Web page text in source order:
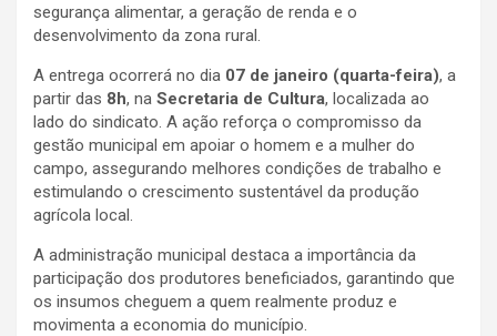
segurança alimentar, a geração de renda e o
desenvolvimento da zona rural.
A entrega ocorrerá no dia 07 de janeiro (quarta-feira), a
partir das 8h, na Secretaria de Cultura, localizada ao
lado do sindicato. A ação reforça o compromisso da
gestão municipal em apoiar o homem e a mulher do
campo, assegurando melhores condições de trabalho e
estimulando o crescimento sustentável da produção
agrícola local.
A administração municipal destaca a importância da
participação dos produtores beneficiados, garantindo que
os insumos cheguem a quem realmente produz e
movimenta a economia do município.